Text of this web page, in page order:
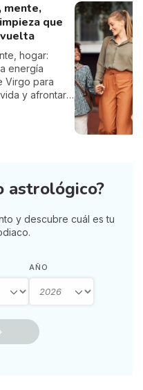
mente,
que
hogar:
energía
Virgo para
y afrontar
con
de Marisa.
astrológico?
y descubre cuál es tu
AÑO